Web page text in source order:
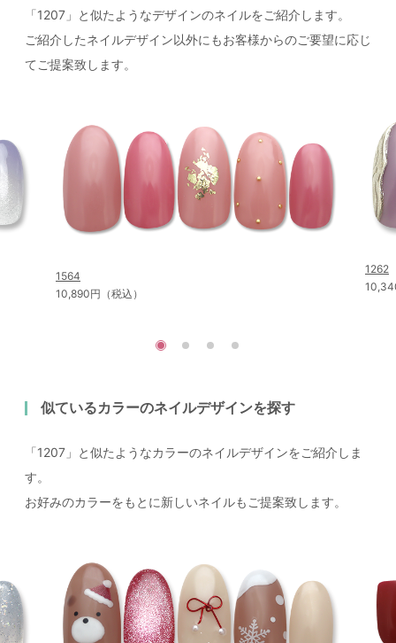
「1207」と似たようなデザインのネイルをご紹介します。
ご紹介したネイルデザイン以外にもお客様からのご要望に応じ
てご提案致します。
1564
10,890円（税込）
1262
似ているカラーのネイルデザインを探す
「1207」と似たようなカラーのネイルデザインをご紹介しま
す。
お好みのカラーをもとに新しいネイルもご提案致します。